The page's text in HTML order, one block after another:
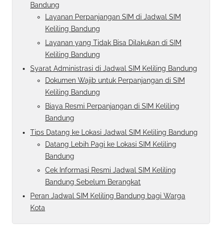
Bandung
Layanan Perpanjangan SIM di Jadwal SIM
Keliling Bandung
Layanan yang Tidak Bisa Dilakukan di SIM
Keliling Bandung
Syarat Administrasi di Jadwal SIM Keliling Bandung
Dokumen Wajib untuk Perpanjangan di SIM
Keliling Bandung
Biaya Resmi Perpanjangan di SIM Keliling
Bandung
Tips Datang ke Lokasi Jadwal SIM Keliling Bandung
Datang Lebih Pagi ke Lokasi SIM Keliling
Bandung
Cek Informasi Resmi Jadwal SIM Keliling
Bandung Sebelum Berangkat
Peran Jadwal SIM Keliling Bandung bagi Warga
Kota